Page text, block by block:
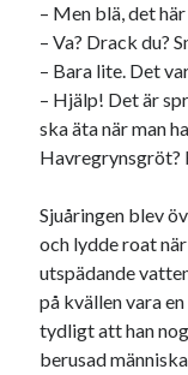
Egna länkar
Bokstävlar & AI – mitt
Den stora
Godisbrödet från
Köttfärslimpan på allas
Länkskolan
Vad ska du laga för mat
Meta
Logga in
– Men blä, det
– Va? Drack du?
– Bara lite. Det
– Hjälp! Det är
ska äta när man
Havregrynsgröt?
Sjuåringen blev
och lydde roat
utspädande
på kvällen vara
tydligt att han
berusad